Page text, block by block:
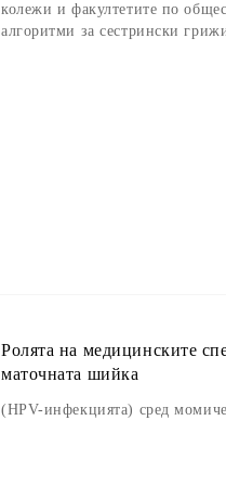
колежи и факултетите по
алгоритми за сестрински
Ролята на медицинските
маточната шийка
(HPV-инфекцията) сред